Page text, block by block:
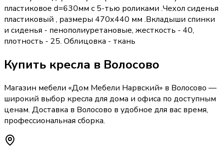
пластиковое d=630мм с 5-тью роликами .Чехол сиденья
пластиковый , размеры 470х440 мм .Вкладыши спинки
и сиденья - пенополиуретановые, жесткость - 40,
плотность - 25. Облицовка - ткань
Купить кресла в Волосово
Магазин мебели «Дом Мебели Нарвский» в Волосово —
широкий выбор кресла для дома и офиса по доступным
ценам. Доставка в Волосово в удобное для вас время,
профессиональная сборка.